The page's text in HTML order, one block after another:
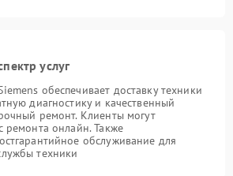
услуг
обеспечивает доставку техники
диагностику и качественный
ремонт. Клиенты могут
ремонта онлайн. Также
обслуживание для
техники